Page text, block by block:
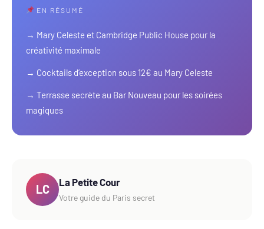
EN RÉSUMÉ
→ Mary Celeste et Cambridge Public House pour la
créativité maximale
→ Cocktails d’exception sous 12€ au Mary Celeste
→ Terrasse secrète au Bar Nouveau pour les soirées
magiques
LC La Petite Cour
Votre guide du Paris secret